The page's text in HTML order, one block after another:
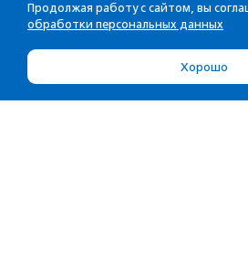
Продолжая работу с сайтом, вы
обработки персональных данных
Хорошо